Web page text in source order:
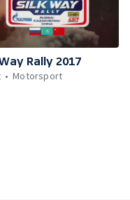
Rally 2017
Motorsport